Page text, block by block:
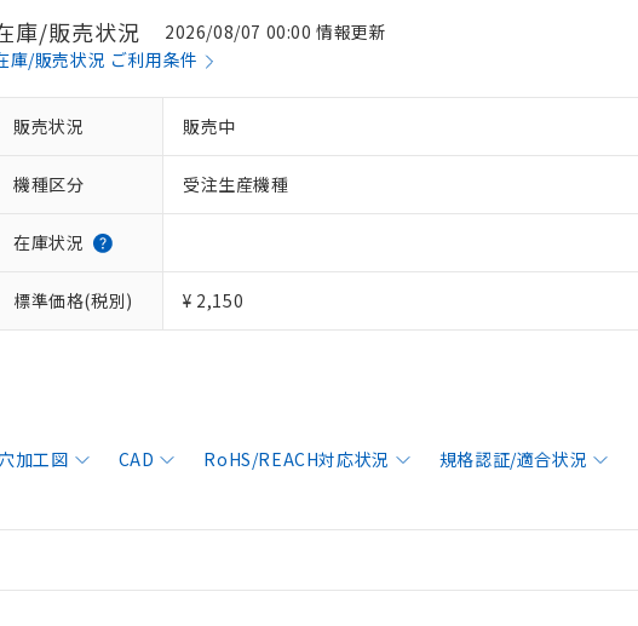
庫/販売状況
2026/08/07 00:00 情報更新
庫/販売状況 ご利用条件
販売状況 販売中
機種区分 受注生産機種
在庫状況
標準価格(税別) ¥ 2,150
加工図 CAD RoHS/REACH対応状況 規格認証/適合状況